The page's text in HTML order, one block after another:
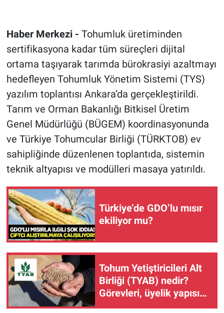
Haber Merkezi - Tohumluk üretiminden
sertifikasyona kadar tüm süreçleri dijital
ortama taşıyarak tarımda bürokrasiyi azaltmayı
hedefleyen Tohumluk Yönetim Sistemi (TYS)
yazılım toplantısı Ankara’da gerçekleştirildi.
Tarım ve Orman Bakanlığı Bitkisel Üretim
Genel Müdürlüğü (BÜGEM) koordinasyonunda
ve Türkiye Tohumcular Birliği (TÜRKTOB) ev
sahipliğinde düzenlenen toplantıda, sistemin
teknik altyapısı ve modülleri masaya yatırıldı.
Türkiye’de GDO’lu mısır
ekiliyor mu?
Tohum Yetiştiricileri Alt
Birliği (TYAB) nedir?
Görevleri, üyelik yapısı
ve faaliyetleri